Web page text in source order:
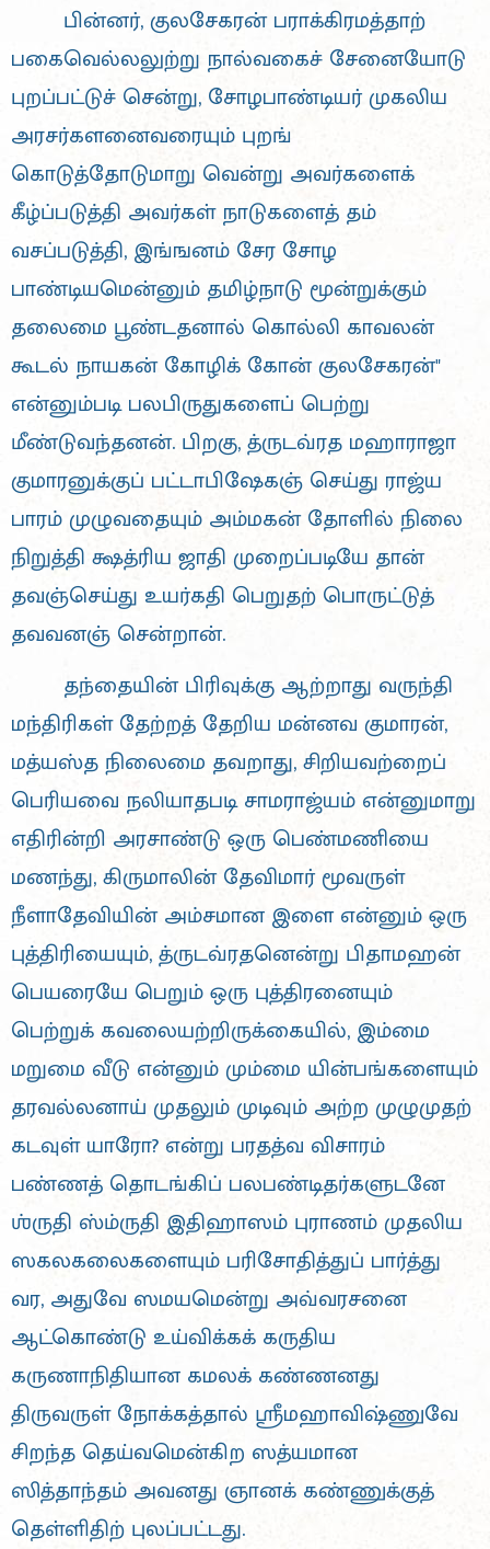
பின்னர், குலசேகரன் பராக்கிரமத்தாற்
பகைவெல்லலுற்று நால்வகைச் சேனையோடு
புறப்பட்டுச் சென்று, சோழபாண்டியர் முகலிய
அரசர்களனைவரையும் புறங்
கொடுத்தோடுமாறு வென்று அவர்களைக்
கீழ்ப்படுத்தி அவர்கள் நாடுகளைத் தம்
வசப்படுத்தி, இங்ஙனம் சேர சோழ
பாண்டியமென்னும் தமிழ்நாடு மூன்றுக்கும்
தலைமை பூண்டதனால் கொல்லி காவலன்
கூடல் நாயகன் கோழிக் கோன் குலசேகரன்"
என்னும்படி பலபிருதுகளைப் பெற்று
மீண்டுவந்தனன். பிறகு, த்ருடவ்ரத மஹாராஜா
குமாரனுக்குப் பட்டாபிஷேகஞ் செய்து ராஜ்ய
பாரம் முழுவதையும் அம்மகன் தோளில் நிலை
நிறுத்தி க்ஷத்ரிய ஜாதி முறைப்படியே தான்
தவஞ்செய்து உயர்கதி பெறுதற் பொருட்டுத்
தவவனஞ் சென்றான்.
தந்தையின் பிரிவுக்கு ஆற்றாது வருந்தி
மந்திரிகள் தேற்றத் தேறிய மன்னவ குமாரன்,
மத்யஸ்த நிலைமை தவறாது, சிறியவற்றைப்
பெரியவை நலியாதபடி சாமராஜ்யம் என்னுமாறு
எதிரின்றி அரசாண்டு ஒரு பெண்மணியை
மணந்து, கிருமாலின் தேவிமார் மூவருள்
நீளாதேவியின் அம்சமான இளை என்னும் ஒரு
புத்திரியையும், த்ருடவ்ரதனென்று பிதாமஹன்
பெயரையே பெறும் ஒரு புத்திரனையும்
பெற்றுக் கவலையற்றிருக்கையில், இம்மை
மறுமை வீடு என்னும் மும்மை யின்பங்களையும்
தரவல்லனாய் முதலும் முடிவும் அற்ற முழுமுதற்
கடவுள் யாரோ? என்று பரதத்வ விசாரம்
பண்ணத் தொடங்கிப் பலபண்டிதர்களுடனே
ஶ்ருதி ஸ்ம்ருதி இதிஹாஸம் புராணம் முதலிய
ஸகலகலைகளையும் பரிசோதித்துப் பார்த்து
வர, அதுவே ஸமயமென்று அவ்வரசனை
ஆட்கொண்டு உய்விக்கக் கருதிய
கருணாநிதியான கமலக் கண்ணனது
திருவருள் நோக்கத்தால் ஸ்ரீமஹாவிஷ்ணுவே
சிறந்த தெய்வமென்கிற ஸத்யமான
ஸித்தாந்தம் அவனது ஞானக் கண்ணுக்குத்
தெள்ளிதிற் புலப்பட்டது.